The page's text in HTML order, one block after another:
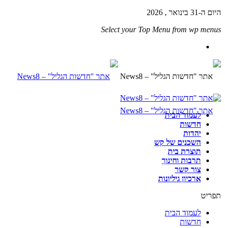
היום ה-31 בינואר , 2026
Select your Top Menu from wp menus
לעמוד הבית
חדשות
יהדות
השכנים של קש
תוצרת בית
תרבות וחינוך
צור קשר
ארכיון גיליונות
תפריט
לעמוד הבית
חדשות